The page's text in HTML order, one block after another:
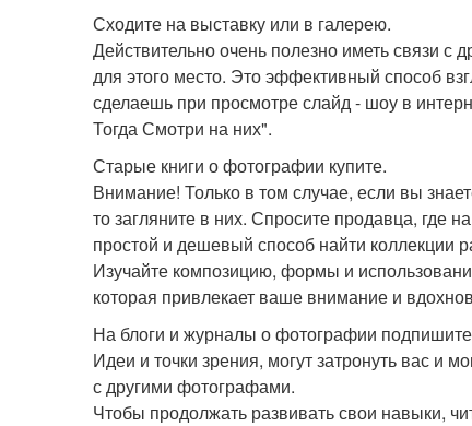
Сходите на выставку или в галерею.
Действительно очень полезно иметь связи
для этого место. Это эффективный способ
сделаешь при просмотре слайд - шоу в
Тогда Смотри на них".
Старые книги о фотографии купите.
Внимание! Только в том случае, если вы
то загляните в них. Спросите продавца, где
простой и дешевый способ найти коллекции
Изучайте композицию, формы и
которая привлекает ваше внимание и
На блоги и журналы о фотографии
Идеи и точки зрения, могут затронуть вас и
с другими фотографами.
Чтобы продолжать развивать свои навыки,